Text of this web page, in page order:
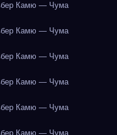
Камю — Чума
Камю — Чума
Камю — Чума
Камю — Чума
Камю — Чума
Камю — Чума